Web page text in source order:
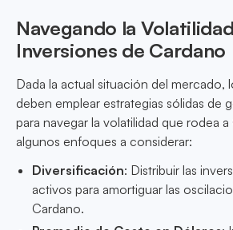
Navegando la
Inversiones de Cardano
Dada la actual situación del mercado,
deben emplear estrategias sólidas de
para navegar la volatilidad que rodea
algunos enfoques a considerar:
Diversificación: Distribuir las
activos para amortiguar las
Cardano.